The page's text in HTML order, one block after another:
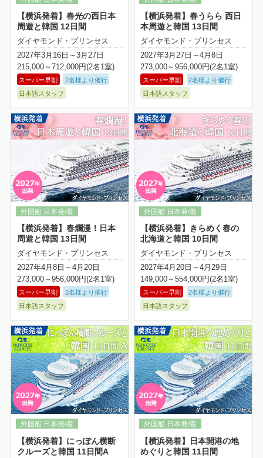
【横浜発着】春光の西日本
周遊と韓国 12日間
ダイヤモンド・プリンセス
2027年3月16日～3月27日
215,000～712,000円(2名1室)
スーパー早割
2名様より催行
日本語スタッフ
【横浜発着】春うらら 西日
本周遊と韓国 13日間
ダイヤモンド・プリンセス
2027年3月27日～4月8日
273,000～956,000円(2名1室)
スーパー早割
2名様より催行
日本語スタッフ
【横浜発着】春爛漫！日本
周遊と韓国 13日間
ダイヤモンド・プリンセス
2027年4月8日～4月20日
273,000～956,000円(2名1室)
スーパー早割
2名様より催行
日本語スタッフ
【横浜発着】きらめく春の
北海道と韓国 10日間
ダイヤモンド・プリンセス
2027年4月20日～4月29日
149,000～554,000円(2名1室)
スーパー早割
2名様より催行
日本語スタッフ
詳細はこちら
【横浜発着】にっぽん横断
クルーズと韓国 11日間A
【横浜発着】日本開港の地
めぐりと韓国 11日間
詳細はこちら